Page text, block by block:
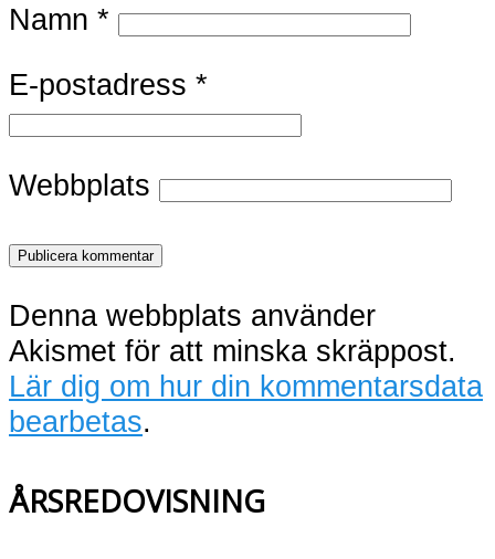
Namn *
E-postadress *
Webbplats
Denna webbplats använder
Akismet för att minska skräppost.
Lär dig om hur din kommentarsdata
bearbetas.
ÅRSREDOVISNING